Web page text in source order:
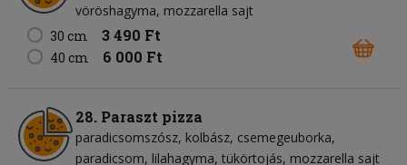
vöröshagyma mozzarella sajt
30 cm
3 490 Ft
40 cm 6 000 Ft
28. Paraszt pizza
paradicsomszósz kolbász csemegeuborka
paradicsom lilahagyma tükörtojás mozzarella sajt